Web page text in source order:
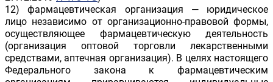
12) фармацевтическая организация — юридическое
лицо независимо от организационно-правовой формы,
осуществляющее фармацевтическую деятельность
(организация оптовой торговли лекарственными
средствами, аптечная организация). В целях настоящего
Федерального закона к фармацевтическим